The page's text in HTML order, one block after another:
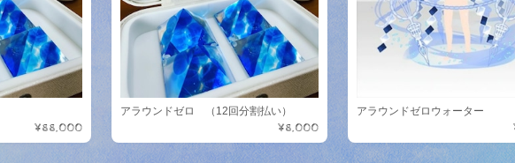
¥88,000
アラウンドゼロ （12回分割払い）
¥8,000
アラウンドゼロウォーター